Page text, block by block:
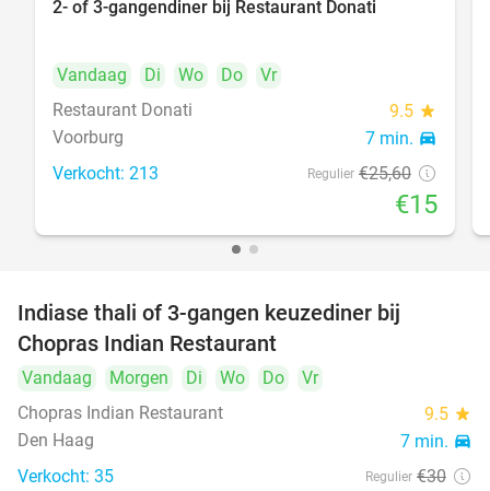
food
food
2- of 3-gangendiner bij Restaurant Donati
Vandaag Di Wo Do
Vr
Restaurant Donati
9.5 star
Voorburg 7 min. directions_car
Verkocht: 213 Regulier €25,60
€15
Indiase thali of 3-gangen keuzediner bij
Chopras Indian Restaurant
Vandaag Morgen Di Wo Do
Vr
Chopras Indian Restaurant
9.5 star
Den Haag 7 min. directions_car
Verkocht: 35 Regulier €30